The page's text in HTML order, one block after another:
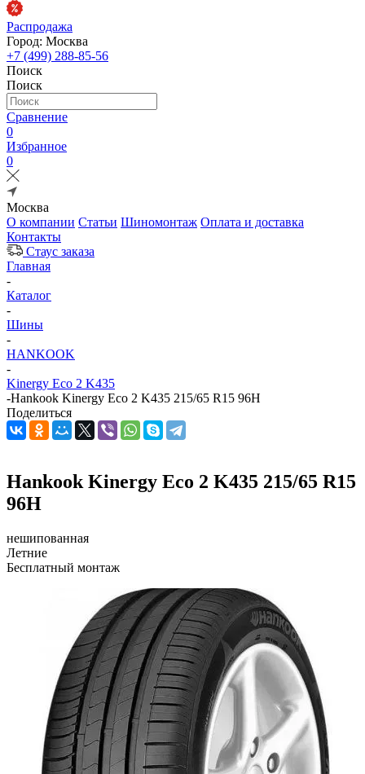
Распродажа
Город: Москва
+7 (499) 288-85-56
Поиск
Поиск
Сравнение
0
Избранное
0
Москва
О компании Статьи Шиномонтаж Оплата и доставка
Контакты
Стаус заказа
Главная
-
Каталог
-
Шины
-
HANKOOK
-
Kinergy Eco 2 K435
-Hankook Kinergy Eco 2 K435 215/65 R15 96H
Поделиться
Hankook Kinergy Eco 2 K435 215/65 R15
96H
нешипованная
Летние
Бесплатный монтаж